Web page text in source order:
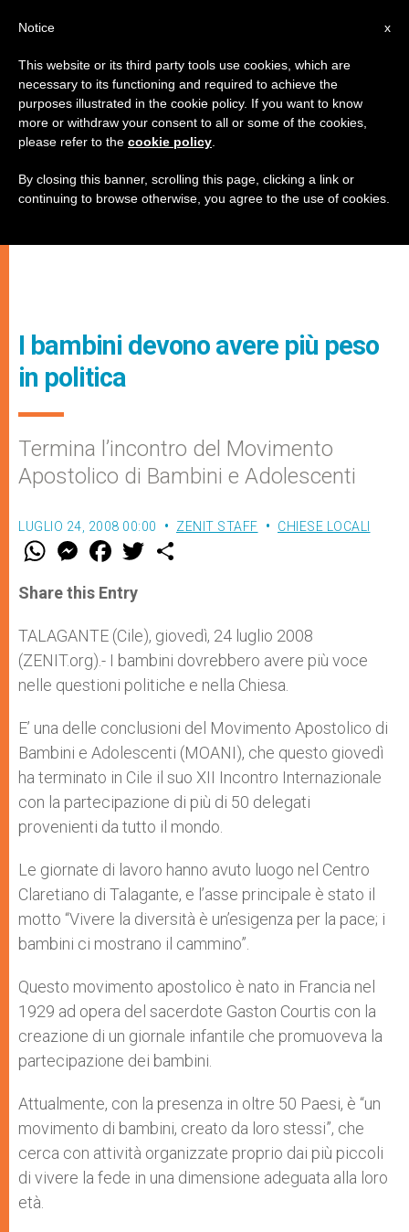
I bambini devono avere più peso
in politica
Termina l’incontro del Movimento
Apostolico di Bambini e Adolescenti
LUGLIO 24, 2008 00:00 ZENIT STAFF CHIESE LOCALI
W
t
s
p
p
M
e
s
e
g
e
r
F
a
e
b
o
k
w
Share this Entry
TALAGANTE (Cile), giovedì, 24 luglio 2008
(ZENIT.org).- I bambini dovrebbero avere più voce
nelle questioni politiche e nella Chiesa.
E’ una delle conclusioni del Movimento Apostolico di
Bambini e Adolescenti (MOANI), che questo giovedì
ha terminato in Cile il suo XII Incontro Internazionale
con la partecipazione di più di 50 delegati
provenienti da tutto il mondo.
Le giornate di lavoro hanno avuto luogo nel Centro
Claretiano di Talagante, e l’asse principale è stato il
motto “Vivere la diversità è un’esigenza per la pace; i
bambini ci mostrano il cammino”.
Questo movimento apostolico è nato in Francia nel
1929 ad opera del sacerdote Gaston Courtis con la
creazione di un giornale infantile che promuoveva la
partecipazione dei bambini.
Attualmente, con la presenza in oltre 50 Paesi, è “un
movimento di bambini, creato da loro stessi”, che
cerca con attività organizzate proprio dai più piccoli
di vivere la fede in una dimensione adeguata alla loro
età.
x
Notice
This website or its third party tools use cookies, which are
necessary to its functioning and required to achieve the
purposes illustrated in the cookie policy. If you want to know
more or withdraw your consent to all or some of the cookies,
please refer to the cookie policy
By closing this banner, scrolling this page, clicking a link or
continuing to browse otherwise, you agree to the use of cookies.